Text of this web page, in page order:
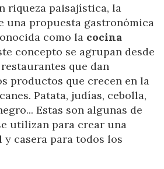
riqueza paisajística, la
una propuesta gastronómica
como la cocina
concepto se agrupan desde
que dan
productos que crecen en la
Patata, judías, cebolla,
Estas son algunas de
utilizan para crear una
casera para todos los